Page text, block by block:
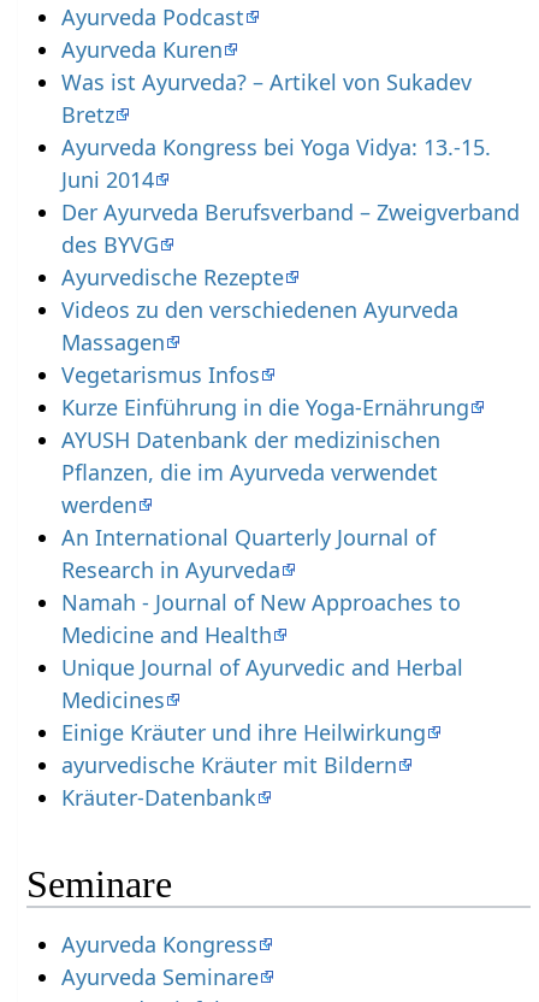
Ayurveda Podcast
Ayurveda Kuren
Was ist Ayurveda? – Artikel von Sukadev
Bretz
Ayurveda Kongress bei Yoga Vidya: 13.-15.
Juni 2014
Der Ayurveda Berufsverband – Zweigverband
des BYVG
Ayurvedische Rezepte
Videos zu den verschiedenen Ayurveda
Massagen
Vegetarismus Infos
Kurze Einführung in die Yoga-Ernährung
AYUSH Datenbank der medizinischen
Pflanzen, die im Ayurveda verwendet
werden
An International Quarterly Journal of
Research in Ayurveda
Namah - Journal of New Approaches to
Medicine and Health
Unique Journal of Ayurvedic and Herbal
Medicines
Einige Kräuter und ihre Heilwirkung
ayurvedische Kräuter mit Bildern
Kräuter-Datenbank
Seminare
Ayurveda Kongress
Ayurveda Seminare